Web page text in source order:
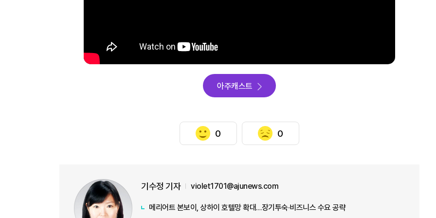
아주캐스트
0 0
기수정 기자 violet1701@ajunews.com
메리어트 본보이, 상하이 호텔망 확대…장기투숙·비즈니스 수요 공략